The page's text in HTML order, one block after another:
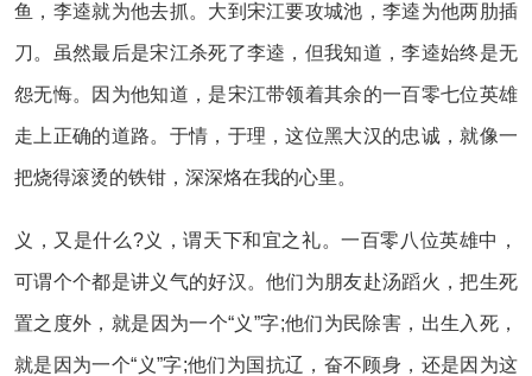
鱼，李逵就为他去抓。大到宋江要攻城池，李逵为他两肋插
刀。虽然最后是宋江杀死了李逵，但我知道，李逵始终是无
怨无悔。因为他知道，是宋江带领着其余的一百零七位英雄
走上正确的道路。于情，于理，这位黑大汉的忠诚，就像一
把烧得滚烫的铁钳，深深烙在我的心里。
义，又是什么?义，谓天下和宜之礼。一百零八位英雄中，
可谓个个都是讲义气的好汉。他们为朋友赴汤蹈火，把生死
置之度外，就是因为一个“义”字;他们为民除害，出生入死，
就是因为一个“义”字;他们为国抗辽，奋不顾身，还是因为这